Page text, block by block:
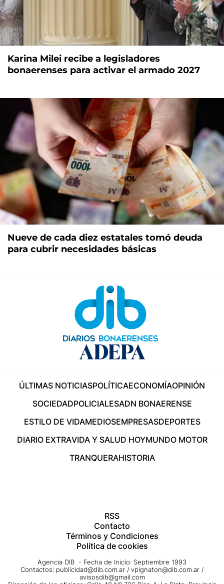
Karina Milei recibe a legisladores
bonaerenses para activar el armado 2027
Nueve de cada diez estatales tomó deuda
para cubrir necesidades básicas
ÚLTIMAS NOTICIASPOLÍTICAECONOMÍAOPINIÓN
SOCIEDADPOLICIALESADN BONAERENSE
ESTILO DE VIDAMEDIOSEMPRESASDEPORTES
DIARIO EXTRAVIDA Y SALUD HOYMUNDO MOTOR
TRANQUERAHISTORIA
RSS
Contacto
Términos y Condiciones
Política de cookies
Agencia DIB - Fecha de Inicio: Septiembre 1993
Contactos: publicidad@dib.com.ar / vpignaton@dib.com.ar /
avisosdib@gmail.com